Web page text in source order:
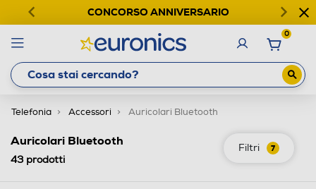
CONCORSO ANNIVERSARIO
0
Telefonia Accessori Auricolari Bluetooth
Filtri 7
Auricolari Bluetooth
43prodotti